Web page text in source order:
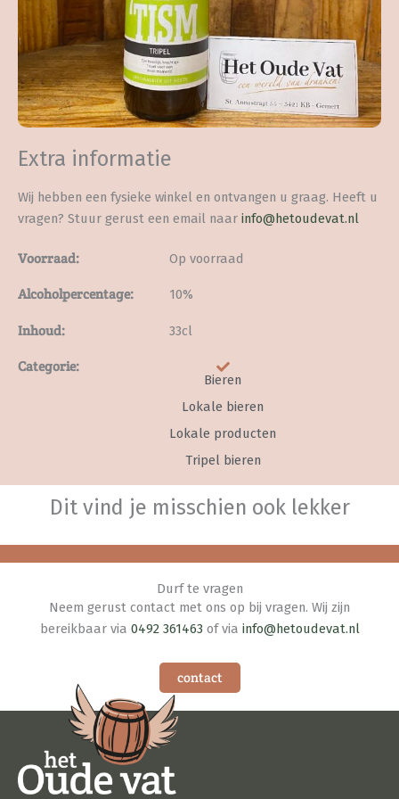
Extra informatie
Wij hebben een fysieke winkel en ontvangen u graag. Heeft u
vragen? Stuur gerust een email naar info@hetoudevat.nl
Voorraad: Op voorraad
Alcoholpercentage: 10%
Inhoud: 33cl
Categorie:
Bieren
Lokale bieren
Lokale producten
Tripel bieren
Dit vind je misschien ook lekker
Durf te vragen
Neem gerust contact met ons op bij vragen. Wij zijn
bereikbaar via 0492 361463 of via info@hetoudevat.nl
contact